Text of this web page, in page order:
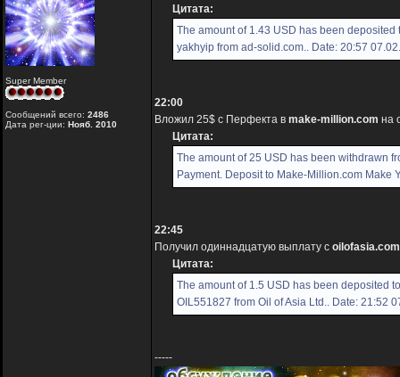
Super Member
Сообщений всего: 2486
Дата рег-ции: Нояб. 2010
Цитата:
The amount of 1.43 USD has been
yakhyip from ad-solid.com.. Date: 20:57
22:00
Вложил 25$ с Перфекта в make-million.com на
Цитата:
The amount of 25 USD has been withdrawn
Payment. Deposit to Make-Million.com Make
22:45
Получил одиннадцатую выплату с oilofasia.com
Цитата:
The amount of 1.5 USD has been deposited
OIL551827 from Oil of Asia Ltd.. Date: 21:52
-----